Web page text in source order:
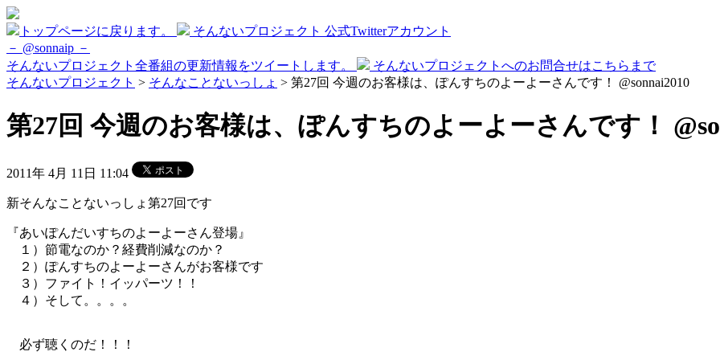
トップページに戻ります。
そんないプロジェクト 公式Twitterアカウント
－ @sonnaip －
そんないプロジェクト全番組の更新情報をツイートします。
そんないプロジェクトへのお問合せはこちらまで
そんないプロジェクト > そんなことないっしょ > 第27回 今週のお客様は、ぽんすちのよーよーさんです！ @sonnai2010
第27回 今週のお客様は、ぽんすちのよーよーさんです！
2011年 4月 11日 11:04
新そんなことないっしょ第27回です
『あいぽんだいすちのよーよーさん登場』
１）節電なのか？経費削減なのか？
２）ぽんすちのよーよーさんがお客様です
３）ファイト！イッパーツ！！
４）そして。。。。
必ず聴くのだ！！！